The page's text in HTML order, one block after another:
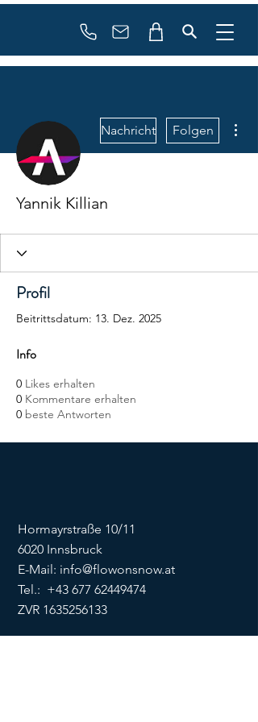
Nachricht Folgen
Yannik Killian
Profil
Beitrittsdatum: 13. Dez. 2025
Info
0 Likes erhalten
0 Kommentare erhalten
0 beste Antworten
Hormayrstraße 10/11
6020 Innsbruck
E-Mail: info@flowonsnow.at
Tel.: +43 677 62449474
ZVR 1635256133